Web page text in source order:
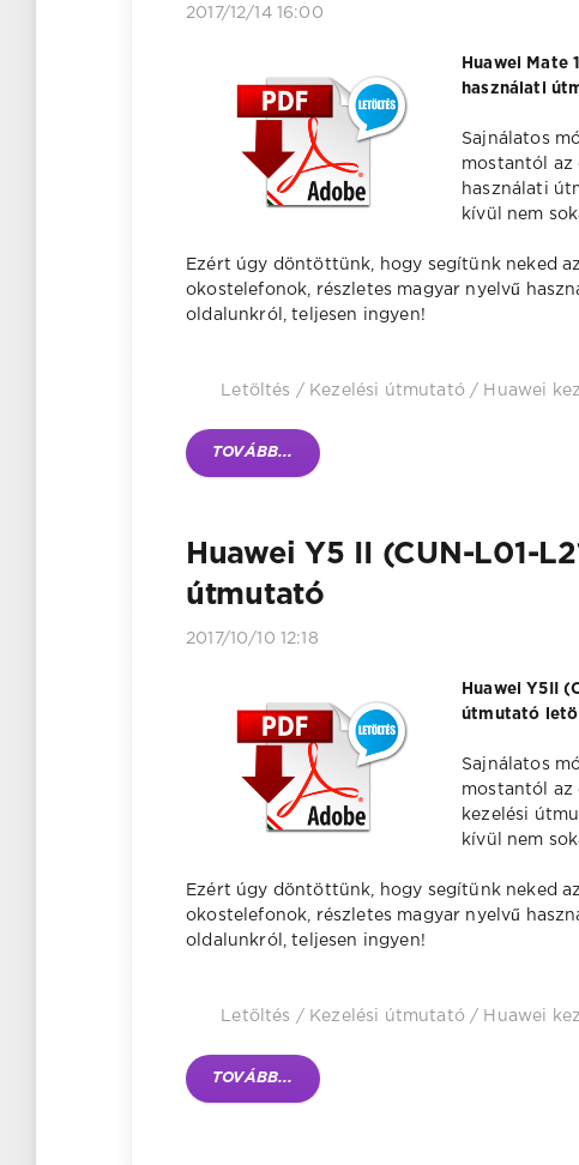
2017/12/14 16:00
Huawei Mate
használati
Sajnálatos
mostantól az
használati
kívül nem
Ezért úgy döntöttünk, hogy segítünk neked
okostelefonok, részletes magyar nyelvű
oldalunkról, teljesen ingyen!
Letöltés / Kezelési útmutató / Huawei
TOVÁBB...
Huawei Y5 II (CUN-L01-
útmutató
2017/10/10 12:18
Huawei Y5II
útmutató
Sajnálatos
mostantól az
kezelési
kívül nem
Ezért úgy döntöttünk, hogy segítünk neked
okostelefonok, részletes magyar nyelvű
oldalunkról, teljesen ingyen!
Letöltés / Kezelési útmutató / Huawei
TOVÁBB...